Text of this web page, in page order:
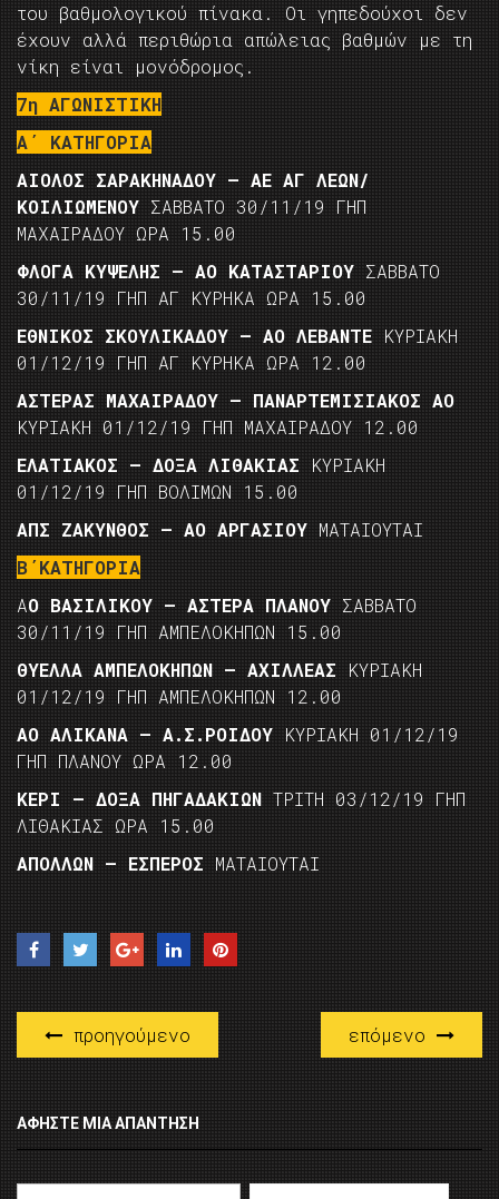
του βαθμολογικού πίνακα. Οι γηπεδούχοι δεν
έχουν αλλά περιθώρια απώλειας βαθμών με τη
νίκη είναι μονόδρομος.
7η ΑΓΩΝΙΣΤΙΚΗ
Α΄ ΚΑΤΗΓΟΡΙΑ
ΑΙΟΛΟΣ ΣΑΡΑΚΗΝΑΔΟΥ – ΑΕ ΑΓ ΛΕΩΝ/
ΚΟΙΛΙΩΜΕΝΟΥ ΣΑΒΒΑΤΟ 30/11/19 ΓΗΠ
ΜΑΧΑΙΡΑΔΟΥ ΩΡΑ 15.00
ΦΛΟΓΑ ΚΥΨΕΛΗΣ – ΑΟ ΚΑΤΑΣΤΑΡΙΟΥ ΣΑΒΒΑΤΟ
30/11/19 ΓΗΠ ΑΓ ΚΥΡΗΚΑ ΩΡΑ 15.00
ΕΘΝΙΚΟΣ ΣΚΟΥΛΙΚΑΔΟΥ – ΑΟ ΛΕΒΑΝΤΕ ΚΥΡΙΑΚΗ
01/12/19 ΓΗΠ ΑΓ ΚΥΡΗΚΑ ΩΡΑ 12.00
ΑΣΤΕΡΑΣ ΜΑΧΑΙΡΑΔΟΥ – ΠΑΝΑΡΤΕΜΙΣΙΑΚΟΣ ΑΟ
ΚΥΡΙΑΚΗ 01/12/19 ΓΗΠ ΜΑΧΑΙΡΑΔΟΥ 12.00
ΕΛΑΤΙΑΚΟΣ – ΔΟΞΑ ΛΙΘΑΚΙΑΣ ΚΥΡΙΑΚΗ
01/12/19 ΓΗΠ ΒΟΛΙΜΩΝ 15.00
ΑΠΣ ΖΑΚΥΝΘΟΣ – ΑΟ ΑΡΓΑΣΙΟΥ ΜΑΤΑΙΟΥΤΑΙ
Β΄ΚΑΤΗΓΟΡΙΑ
ΑΟ ΒΑΣΙΛΙΚΟΥ – ΑΣΤΕΡΑ ΠΛΑΝΟΥ ΣΑΒΒΑΤΟ
30/11/19 ΓΗΠ ΑΜΠΕΛΟΚΗΠΩΝ 15.00
ΘΥΕΛΛΑ ΑΜΠΕΛΟΚΗΠΩΝ – ΑΧΙΛΛΕΑΣ ΚΥΡΙΑΚΗ
01/12/19 ΓΗΠ ΑΜΠΕΛΟΚΗΠΩΝ 12.00
ΑΟ ΑΛΙΚΑΝΑ – Α.Σ.ΡΟΙΔΟΥ ΚΥΡΙΑΚΗ 01/12/19
ΓΗΠ ΠΛΑΝΟΥ ΩΡΑ 12.00
ΚΕΡΙ – ΔΟΞΑ ΠΗΓΑΔΑΚΙΩΝ ΤΡΙΤΗ 03/12/19 ΓΗΠ
ΛΙΘΑΚΙΑΣ ΩΡΑ 15.00
ΑΠΟΛΛΩΝ – ΕΣΠΕΡΟΣ ΜΑΤΑΙΟΥΤΑΙ
προηγούμενο επόμενο
ΑΦΉΣΤΕ ΜΙΑ ΑΠΆΝΤΗΣΗ